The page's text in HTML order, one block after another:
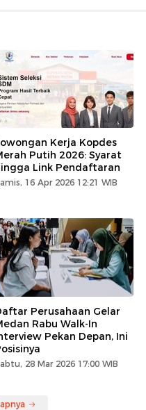
Kerja Kopdes
Putih 2026: Syarat
Link Pendaftaran
16 Apr 2026 12:21 WIB
Perusahaan Gelar
Rabu Walk-In
Pekan Depan, Ini
28 Mar 2026 17:00 WIB